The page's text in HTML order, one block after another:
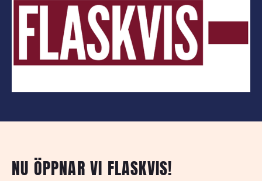
NU ÖPPNAR VI FLASKVIS!